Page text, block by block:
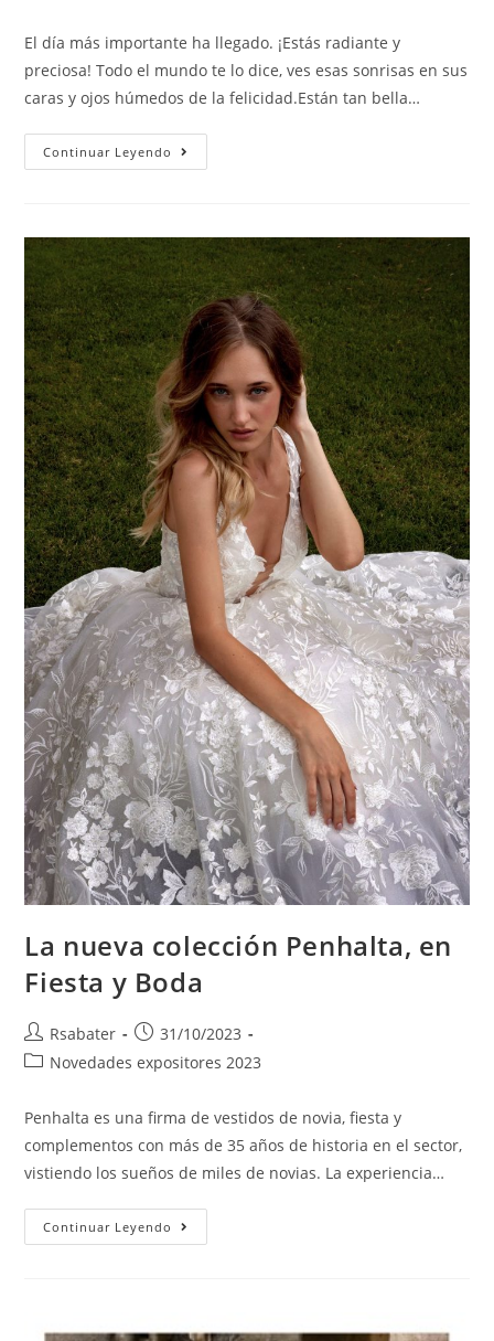
El día más importante ha llegado. ¡Estás radiante y
preciosa! Todo el mundo te lo dice, ves esas sonrisas en sus
caras y ojos húmedos de la felicidad.Están tan bella…
Continuar Leyendo
La nueva colección Penhalta, en
Fiesta y Boda
Rsabater
31/10/2023
Novedades expositores 2023
Penhalta es una firma de vestidos de novia, fiesta y
complementos con más de 35 años de historia en el sector,
vistiendo los sueños de miles de novias. La experiencia…
Continuar Leyendo